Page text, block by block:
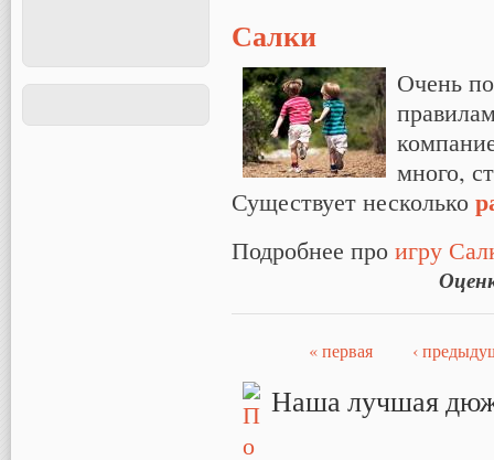
Салки
Очень
много,
Существует несколько
Подробнее про игру
Страницы
« первая ‹
Наша лучшая